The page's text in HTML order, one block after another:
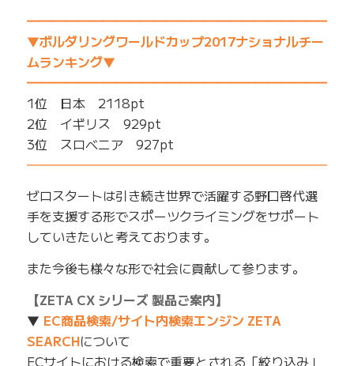
▼ボルダリングワールドカップ2017ナショナルチー
ムランキング▼
1位 日本 2118pt
2位 イギリス 929pt
3位 スロベニア 927pt
ゼロスタートは引き続き世界で活躍する野口啓代選
手を支援する形でスポーツクライミングをサポート
していきたいと考えております。
また今後も様々な形で社会に貢献して参ります。
【ZETA CX シリーズ 製品ご案内】
▼ EC商品検索/サイト内検索エンジン ZETA
SEARCHについて
ECサイトにおける検索で重要とされる「絞り込み」